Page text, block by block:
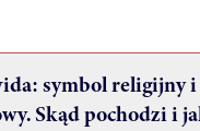
symbol religijny i
Skąd pochodzi i